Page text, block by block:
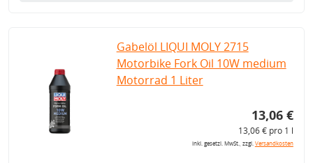
Gabelöl LIQUI MOLY 2715
Motorbike Fork Oil 10W medium
Motorrad 1 Liter
13,06 €
13,06 € pro 1 l
inkl. gesetzl. MwSt., zzgl.Versandkosten